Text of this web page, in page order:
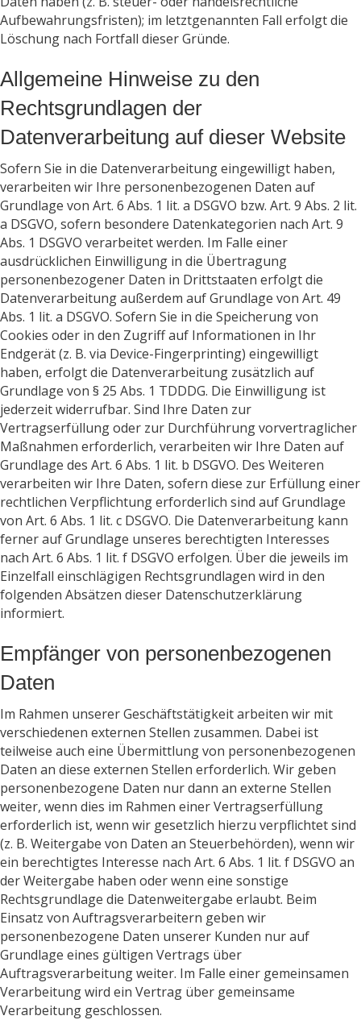
Aufbewahrungsfristen); im letztgenannten Fall erfolgt die
Löschung nach Fortfall dieser Gründe.
Allgemeine Hinweise zu den
Rechtsgrundlagen der
Datenverarbeitung auf dieser Website
Sofern Sie in die Datenverarbeitung eingewilligt haben,
verarbeiten wir Ihre personenbezogenen Daten auf
Grundlage von Art. 6 Abs. 1 lit. a DSGVO bzw. Art. 9 Abs. 2 lit.
a DSGVO, sofern besondere Datenkategorien nach Art. 9
Abs. 1 DSGVO verarbeitet werden. Im Falle einer
ausdrücklichen Einwilligung in die Übertragung
personenbezogener Daten in Drittstaaten erfolgt die
Datenverarbeitung außerdem auf Grundlage von Art. 49
Abs. 1 lit. a DSGVO. Sofern Sie in die Speicherung von
Cookies oder in den Zugriff auf Informationen in Ihr
Endgerät (z. B. via Device-Fingerprinting) eingewilligt
haben, erfolgt die Datenverarbeitung zusätzlich auf
Grundlage von § 25 Abs. 1 TDDDG. Die Einwilligung ist
jederzeit widerrufbar. Sind Ihre Daten zur
Vertragserfüllung oder zur Durchführung vorvertraglicher
Maßnahmen erforderlich, verarbeiten wir Ihre Daten auf
Grundlage des Art. 6 Abs. 1 lit. b DSGVO. Des Weiteren
verarbeiten wir Ihre Daten, sofern diese zur Erfüllung einer
rechtlichen Verpflichtung erforderlich sind auf Grundlage
von Art. 6 Abs. 1 lit. c DSGVO. Die Datenverarbeitung kann
ferner auf Grundlage unseres berechtigten Interesses
nach Art. 6 Abs. 1 lit. f DSGVO erfolgen. Über die jeweils im
Einzelfall einschlägigen Rechtsgrundlagen wird in den
folgenden Absätzen dieser Datenschutzerklärung
informiert.
Empfänger von personenbezogenen
Daten
Im Rahmen unserer Geschäftstätigkeit arbeiten wir mit
verschiedenen externen Stellen zusammen. Dabei ist
teilweise auch eine Übermittlung von personenbezogenen
Daten an diese externen Stellen erforderlich. Wir geben
personenbezogene Daten nur dann an externe Stellen
weiter, wenn dies im Rahmen einer Vertragserfüllung
erforderlich ist, wenn wir gesetzlich hierzu verpflichtet sind
(z. B. Weitergabe von Daten an Steuerbehörden), wenn wir
ein berechtigtes Interesse nach Art. 6 Abs. 1 lit. f DSGVO an
der Weitergabe haben oder wenn eine sonstige
Rechtsgrundlage die Datenweitergabe erlaubt. Beim
Einsatz von Auftragsverarbeitern geben wir
personenbezogene Daten unserer Kunden nur auf
Grundlage eines gültigen Vertrags über
Auftragsverarbeitung weiter. Im Falle einer gemeinsamen
Verarbeitung wird ein Vertrag über gemeinsame
Verarbeitung geschlossen.